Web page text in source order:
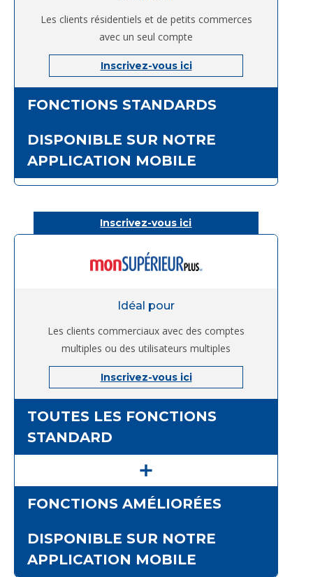
Les clients résidentiels et de petits commerces
avec un seul compte
Inscrivez-vous ici
FONCTIONS STANDARDS
DISPONIBLE SUR NOTRE
APPLICATION MOBILE
Inscrivez-vous ici
Idéal pour
Les clients commerciaux avec des comptes
multiples ou des utilisateurs multiples
Inscrivez-vous ici
TOUTES LES FONCTIONS
STANDARD
FONCTIONS AMÉLIORÉES
DISPONIBLE SUR NOTRE
APPLICATION MOBILE